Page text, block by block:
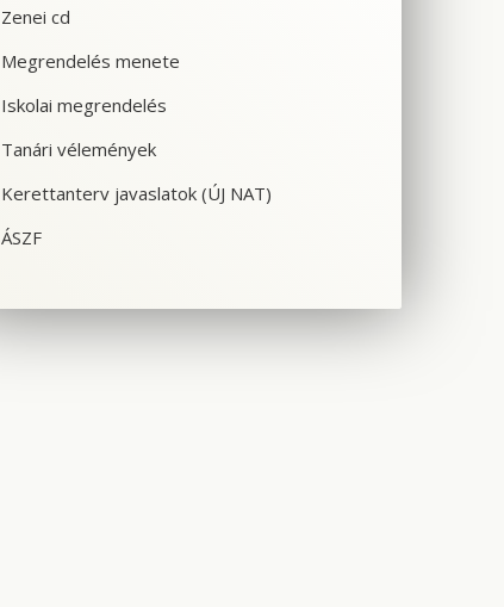
Zenei cd
Megrendelés menete
Iskolai megrendelés
Tanári vélemények
Kerettanterv javaslatok (ÚJ NAT)
ÁSZF